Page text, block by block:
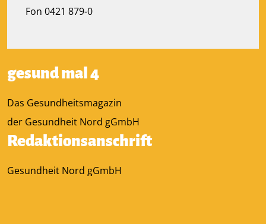
Fon 0421 879-0
gesund mal 4
Das Gesundheitsmagazin
der Gesundheit Nord gGmbH
Redaktionsanschrift
Gesundheit Nord gGmbH